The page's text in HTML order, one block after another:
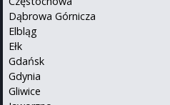
Dąbrowa Górnicza
Elbląg
Ełk
Gdańsk
Gdynia
Gliwice